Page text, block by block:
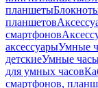
планшеты
планшетов
смартфонов
аксессуарыУмные
детскиеУмные
для умных часов
смартфонов,